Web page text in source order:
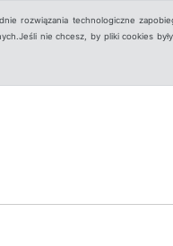
rozwiązania technologiczne
nie chcesz, by pliki cookies